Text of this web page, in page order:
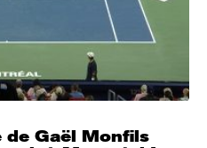
Gaël Monfils